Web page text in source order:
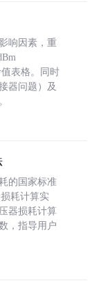
响因素，重
表格。同时
器问题）及
的国家标准
损耗计算实
器损耗计算
，指导用户